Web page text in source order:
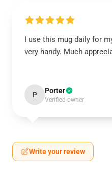
I use this mug daily for
very handy. Much
P Porter
Verified owner
Write your review